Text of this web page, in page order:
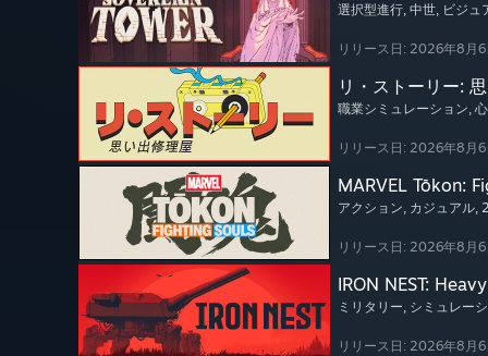
選択型進行, 中世, ビジュ
リリース日: 2026年8月
リ・ストーリー:
職業シミュレーション,
リリース日: 2026年8月
MARVEL Tōkon:
アクション, カジュアル,
リリース日: 2026年8月
IRON NEST:
ミリタリー, シミュレー
リリース日: 2026年8月